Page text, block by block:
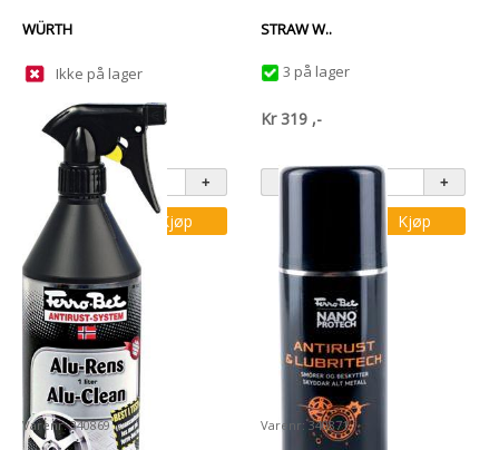
WÜRTH
Ikke på lager
895,-
Kjøp
STRAW W..
3 på lager
Kr319 ,-
Kjøp
Varenr: 340869 Varenr: 340871